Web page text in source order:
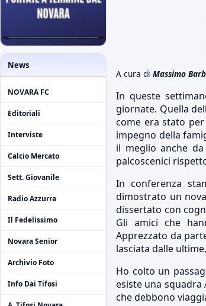
News
NOVARA FC
Editoriali
Interviste
Calcio Mercato
Sett. Giovanile
Radio Azzurra
Il Fedelissimo
Novara Senior
Archivio Foto
Info Dai Tifosi
A cura di Massimo
In queste
giornate. Quella
come era stato
impegno della
il meglio anche
palcoscenici
In conferenza
dimostrato un
dissertato con
Gli amici che
Apprezzato da
lasciata dalle
Ho colto un
esiste una squadra
che debbono